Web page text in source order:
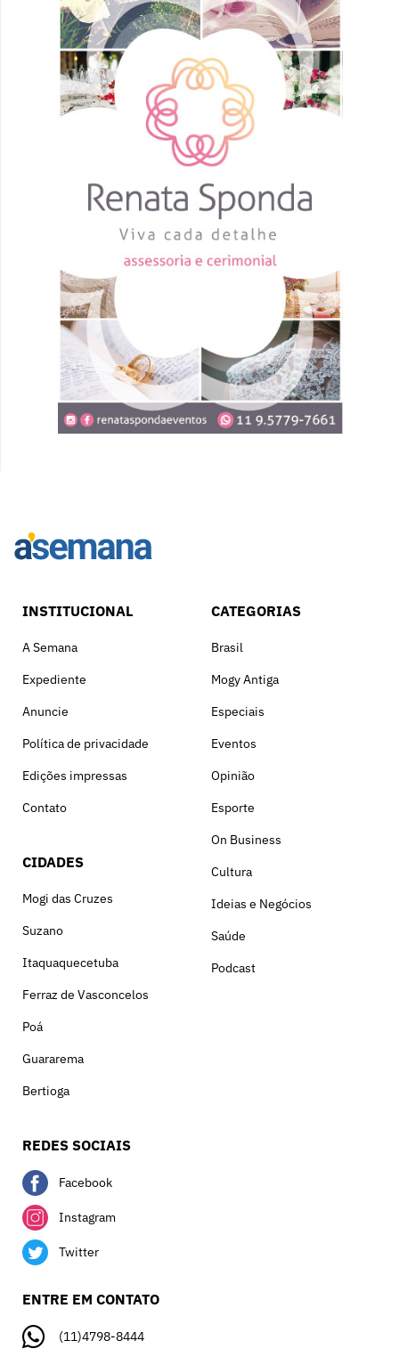
INSTITUCIONAL
A Semana
Expediente
Anuncie
Política de privacidade
Edições impressas
Contato
CIDADES
Mogi das Cruzes
Suzano
Itaquaquecetuba
Ferraz de Vasconcelos
Poá
Guararema
Bertioga
CATEGORIAS
Brasil
Mogy Antiga
Especiais
Eventos
Opinião
Esporte
On Business
Cultura
Ideias e Negócios
Saúde
Podcast
REDES SOCIAIS
Facebook
Instagram
Twitter
ENTRE EM CONTATO
(11)4798-8444